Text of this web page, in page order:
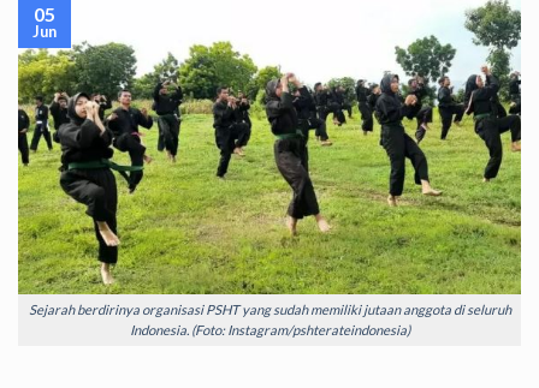
Sejarah berdirinya organisasi PSHT yang sudah memiliki jutaan anggota di seluruh
Indonesia. (Foto: Instagram/pshterateindonesia)
05
Jun